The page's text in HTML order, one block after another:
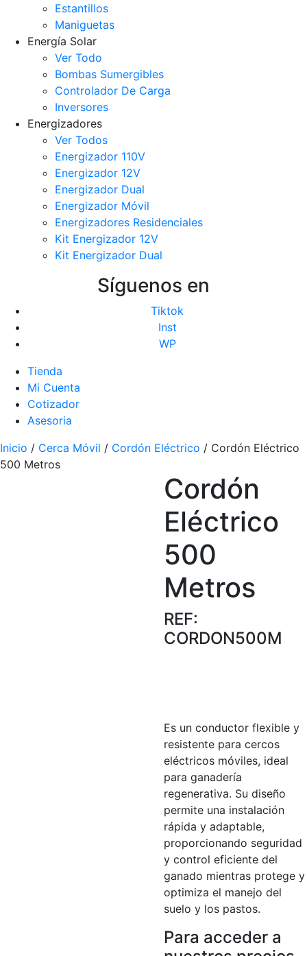
Estantillos
Maniguetas
Energía Solar
Ver Todo
Bombas Sumergibles
Controlador De Carga
Inversores
Energizadores
Ver Todos
Energizador 110V
Energizador 12V
Energizador Dual
Energizador Móvil
Energizadores Residenciales
Kit Energizador 12V
Kit Energizador Dual
Síguenos en
Tiktok
Inst
WP
Tienda
Mi Cuenta
Cotizador
Asesoria
Inicio / Cerca Móvil / Cordón Eléctrico / Cordón Eléctrico
500 Metros
Cordón
Eléctrico
500
Metros
REF:
CORDON500M
Es un conductor flexible y
resistente para cercos
eléctricos móviles, ideal
para ganadería
regenerativa. Su diseño
permite una instalación
rápida y adaptable,
proporcionando seguridad
y control eficiente del
ganado mientras protege y
optimiza el manejo del
suelo y los pastos.
Para acceder a